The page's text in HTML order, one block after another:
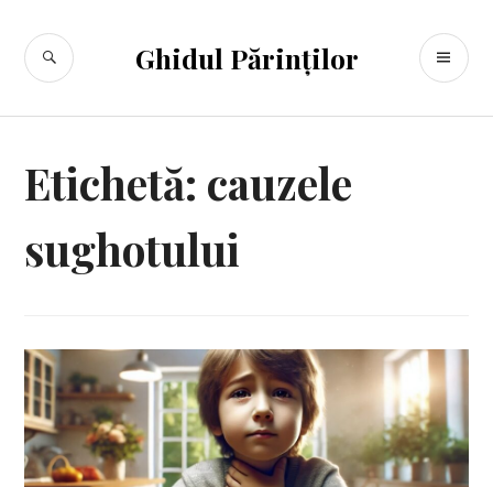
conținut
Ghidul Părinților
CĂUTARE
Etichetă: cauzele
sughotului